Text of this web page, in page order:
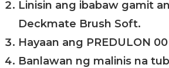
Linisin ang ibabaw gamit
Deckmate Brush Soft.
Hayaan ang PREDULON
Banlawan ng malinis na